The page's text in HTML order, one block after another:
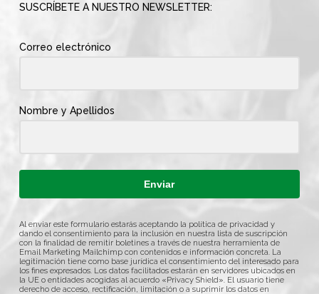
SUSCRÍBETE A NUESTRO NEWSLETTER:
Correo electrónico
Nombre y Apellidos
Enviar
Al enviar este formulario estarás aceptando la política de privacidad y
dando el consentimiento para la inclusión en nuestra lista de suscripción
con la finalidad de remitir boletines a través de nuestra herramienta de
Email Marketing Mailchimp con contenidos e información concreta. La
legitimación tiene como base jurídica el consentimiento del interesado para
los fines expresados. Los datos facilitados estarán en servidores ubicados en
la UE o entidades acogidas al acuerdo «Privacy Shield». El usuario tiene
derecho de acceso, rectificación, limitación o a suprimir los datos en